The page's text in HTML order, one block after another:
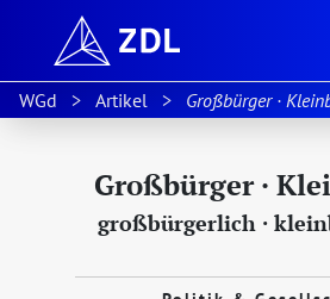
WGd Artikel Großbürger ·
Großbürger ·
großbürgerlich ·